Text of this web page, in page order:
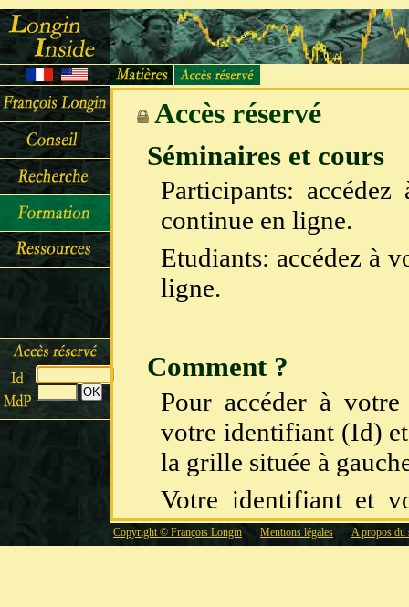
Accès réservé
Séminaires et cours
Participants:
continue en ligne.
Etudiants: accédez à
ligne.
Comment ?
Pour accéder à
votre identifiant (Id)
la grille située à
Votre identifiant et
communiqués par e-
Copyright © François Longin Mentions légales A propos du